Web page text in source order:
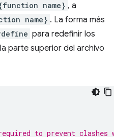
name} , a
name} . La forma más
para redefinir los
parte superior del archivo
to prevent